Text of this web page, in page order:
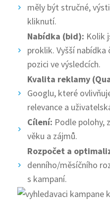
měly být stručné,
kliknutí.
Nabídka (bid): Kolik
proklik. Vyšší
pozici ve výsledcích.
Kvalita reklamy
Googlu, které
relevance a
Cílení: Podle polohy,
věku a zájmů.
Rozpočet a
denního/měsíčního
s kampaní.